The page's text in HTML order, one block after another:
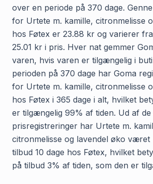
over en periode på 370 dage.
for Urtete m. kamille, citronmelisse
hos Føtex er 23.88 kr og varierer
25.01 kr i pris. Hver nat gemmer
varen, hvis varen er tilgængelig i
perioden på 370 dage har Goma
for Urtete m. kamille, citronmelisse
hos Føtex i 365 dage i alt, hvilket
er tilgængelig 99% af tiden. Ud af de
prisregistreringer har Urtete m.
citronmelisse og lavendel øko været
tilbud 10 dage hos Føtex, hvilket
på tilbud 3% af tiden, som den er